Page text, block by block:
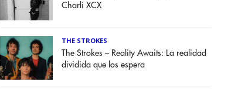
Charli XCX
THE STROKES
The Strokes – Reality Awaits: La realidad
dividida que los espera